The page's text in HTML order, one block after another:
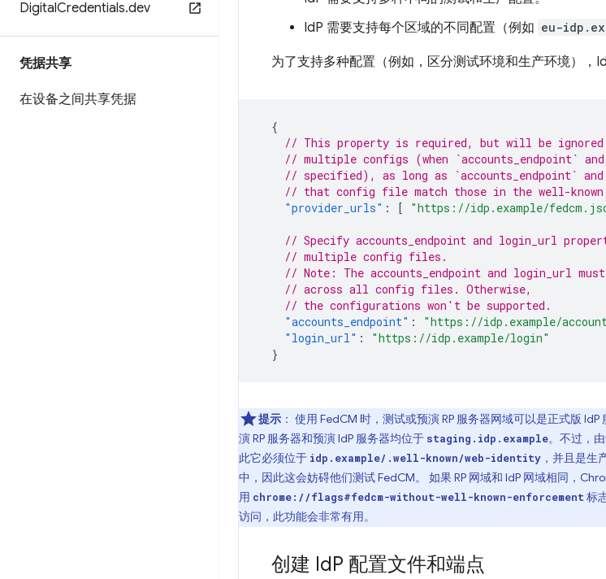
DigitalCredentials.dev
凭据共享
在设备之间共享凭据
IdP 需要支持每个区域的不同配置（例如 eu-
为了支持多种配置（例如，区分测试环境和生产环境），
{
// This property is required, but will be ignored
// multiple configs (when `accounts_endpoint`
// specified), as long as `accounts_endpoint`
// that config file match those in the well-
"provider_urls" : [ "https://idp.example/
// Specify accounts_endpoint and login_url
// multiple config files.
// Note: The accounts_endpoint and login_url
// across all config files. Otherwise,
// the configurations won't be supported.
"accounts_endpoint" : "https://idp.example/
"login_url" :
"https://idp.example/login"
}
提示 ： 使用 FedCM 时，测试或预演 RP 服务器网域可以是正式版
演 RP 服务器和预演 IdP 服务器均位于 staging.idp.example。不过，
此它必须位于 idp.example/.well-known/web-identity ，并且是生
中，因此这会妨碍他们测试 FedCM。 如果 RP 网域和 IdP 网域相同，
用 chrome://flags#fedcm-without-well-known-enforcement 标
访问，此功能会非常有用。
创建 IdP 配置文件和端点